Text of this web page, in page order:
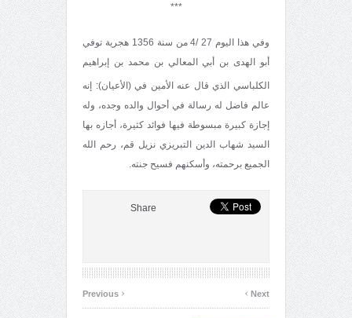
***
وفي هذا اليوم 27 /4 من سنة 1356 هجرية توفي
أبو الهدى بن أبي المعالي بن محمد بن إبراهيم
الكلباسي الذي قال عنه الأمين في (الأعيان): إنه
عالم فاضل له رسالة في أحوال والده وجده، وله
إجازة كبيرة مبسوطة فيها فوائد كثيرة، أجازه بها
السيد شهاب الدين التبريزي نزيل قم، رحم الله
الجميع برحمته، وأسكنهم فسيح جنته.
Share
‹ Next
›